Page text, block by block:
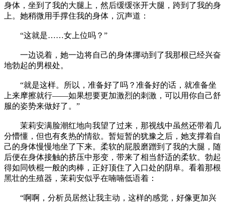
身体，坐到了我的大腿上，然后缓缓张开大腿，跨到了我的身
上。她稍微用手撑住我的身体，沉声道：
“这就是……女上位吗？”
一边说着，她一边将自己的身体挪动到了我那根已经兴奋
地勃起的男根处。
“就是这样。所以，准备好了吗？准备好的话，就准备坐
上来摩擦就行——如果想要更加激烈的刺激，可以用你自己舒
服的姿势来做好了。”
茉莉安满脸潮红地向我望了过来，那视线中虽然还带着几
分懵懂，但也有炙热的情欲。暂短暂的犹豫之后，她支撑着自
己的身体慢慢地坐了下来。柔软的屁股磨蹭到了我的大腿，随
后便在身体接触的挤压中形变，带来了相当舒适的柔软。勃起
得如同铁棍一般的肉棒，正好顶住了入口处的阴阜。看着那根
黑壮的生殖器，茉莉安似乎在喃喃低语着：
“啊啊，分析员居然让我主动，这样的感觉，好像更加兴